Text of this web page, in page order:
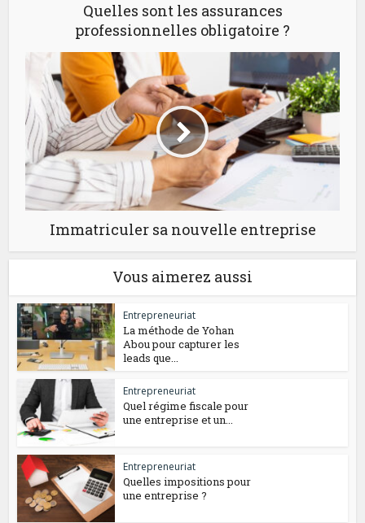
Quelles sont les assurances
professionnelles obligatoire ?
Immatriculer sa nouvelle entreprise
Vous aimerez aussi
Entrepreneuriat
La méthode de Yohan
Abou pour capturer les
leads que...
Entrepreneuriat
Quel régime fiscale pour
une entreprise et un...
Entrepreneuriat
Quelles impositions pour
une entreprise ?